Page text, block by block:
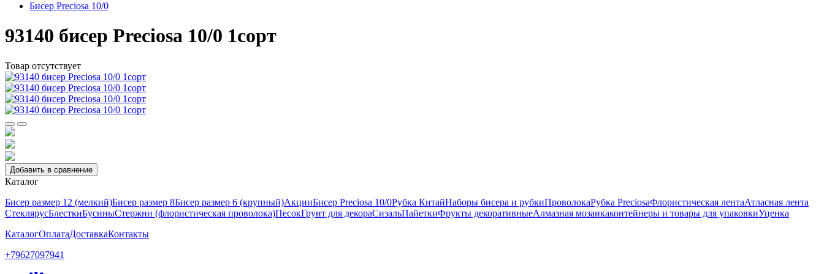
Бисер Preciosa 10/0
93140 бисер Preciosa 10/0 1сорт
Товар отсутствует
Добавить в сравнение
Каталог
Бисер размер 12 (мелкий)Бисер размер 8Бисер размер 6 (крупный)АкцииБисер Preciosa 10/0Рубка КитайНаборы бисера и рубкиПроволокаРубка PreciosaФлористическая лентаАтласная лента
СтеклярусБлесткиБусиныСтержни (флористическая проволока)ПесокГрунт для декораСизальПайеткиФрукты декоративныеАлмазная мозаикаконтейнеры и товары для упаковкиУценка
КаталогОплатаДоставкаКонтакты
+79627097941